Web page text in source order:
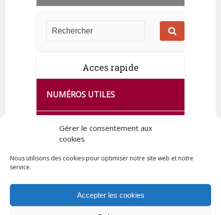
Gérer le consentement aux
cookies
Nous utilisons des cookies pour optimiser notre site web et notre
service.
Accepter les cookies
Acces rapide
NUMÉROS UTILES
CA SE PASSE À FRANCE SERVICES
DE QUINGEY